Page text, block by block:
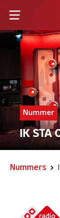
Nummer
IK STA
Nummers